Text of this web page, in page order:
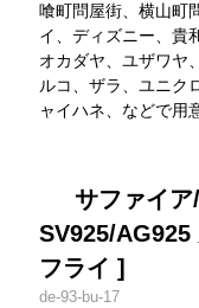
喰町問屋街、横山町
イ、ディズニー、貴
オカダヤ、ユザワヤ
ルコ、ザラ、ユニク
ャイハネ、などで用
サファイ
SV925/AG925
フライ ]
de-93-bu-17